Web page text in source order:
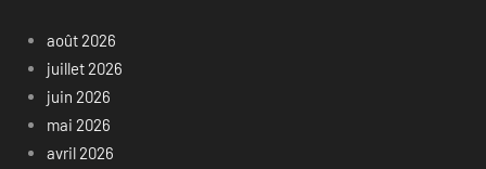
août 2026
juillet 2026
juin 2026
mai 2026
avril 2026